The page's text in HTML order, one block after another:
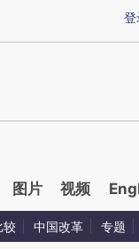
总结而成，可能与原文
登
图片 视频
较 中国改革 专题